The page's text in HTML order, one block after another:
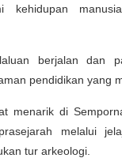
kehidupan
berjalan dan
pendidikan yang
menarik di
melalui
tur arkeologi.